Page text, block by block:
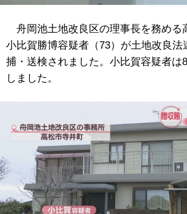
舟岡池土地改良区の理事長を務める
小比賀勝博容疑者（73）が土地改良法
捕・送検されました。小比賀容疑者は
しました。